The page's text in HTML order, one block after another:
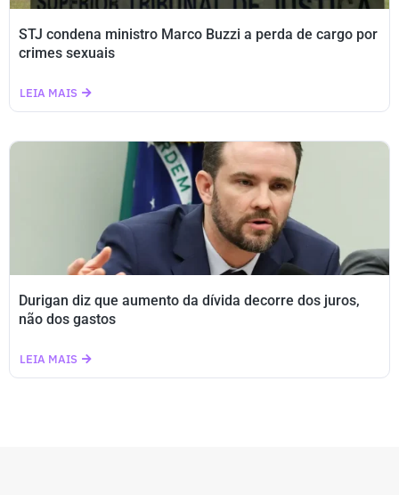
STJ condena ministro Marco Buzzi a perda de cargo por
crimes sexuais
LEIA MAIS
Durigan diz que aumento da dívida decorre dos juros,
não dos gastos
LEIA MAIS